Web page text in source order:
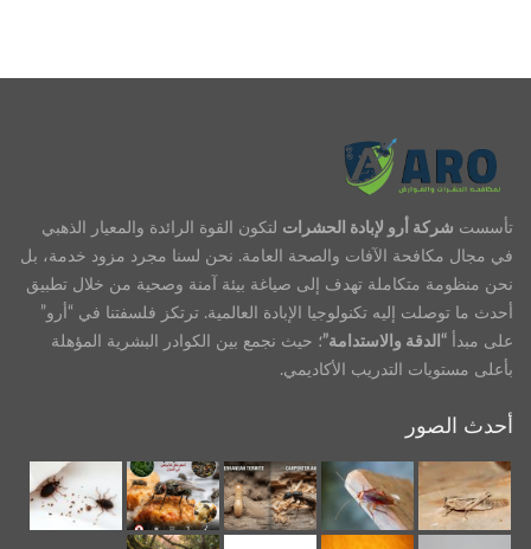
تأسست شركة أرو لإبادة الحشرات لتكون القوة الرائدة والمعيار الذهبي
في مجال مكافحة الآفات والصحة العامة. نحن لسنا مجرد مزود خدمة، بل
نحن منظومة متكاملة تهدف إلى صياغة بيئة آمنة وصحية من خلال تطبيق
أحدث ما توصلت إليه تكنولوجيا الإبادة العالمية. ترتكز فلسفتنا في “أرو”
على مبدأ “الدقة والاستدامة”؛ حيث نجمع بين الكوادر البشرية المؤهلة
بأعلى مستويات التدريب الأكاديمي.
أحدث الصور